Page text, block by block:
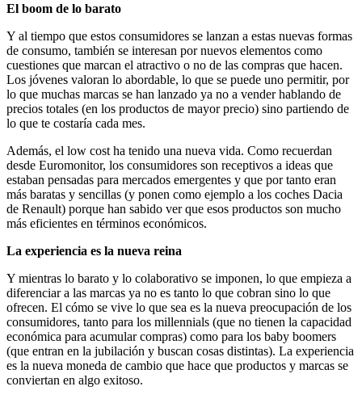
El boom de lo barato
Y al tiempo que estos consumidores se lanzan a estas nuevas formas
de consumo, también se interesan por nuevos elementos como
cuestiones que marcan el atractivo o no de las compras que hacen.
Los jóvenes valoran lo abordable, lo que se puede uno permitir, por
lo que muchas marcas se han lanzado ya no a vender hablando de
precios totales (en los productos de mayor precio) sino partiendo de
lo que te costaría cada mes.
Además, el low cost ha tenido una nueva vida. Como recuerdan
desde Euromonitor, los consumidores son receptivos a ideas que
estaban pensadas para mercados emergentes y que por tanto eran
más baratas y sencillas (y ponen como ejemplo a los coches Dacia
de Renault) porque han sabido ver que esos productos son mucho
más eficientes en términos económicos.
La experiencia es la nueva reina
Y mientras lo barato y lo colaborativo se imponen, lo que empieza a
diferenciar a las marcas ya no es tanto lo que cobran sino lo que
ofrecen. El cómo se vive lo que sea es la nueva preocupación de los
consumidores, tanto para los millennials (que no tienen la capacidad
económica para acumular compras) como para los baby boomers
(que entran en la jubilación y buscan cosas distintas). La experiencia
es la nueva moneda de cambio que hace que productos y marcas se
conviertan en algo exitoso.